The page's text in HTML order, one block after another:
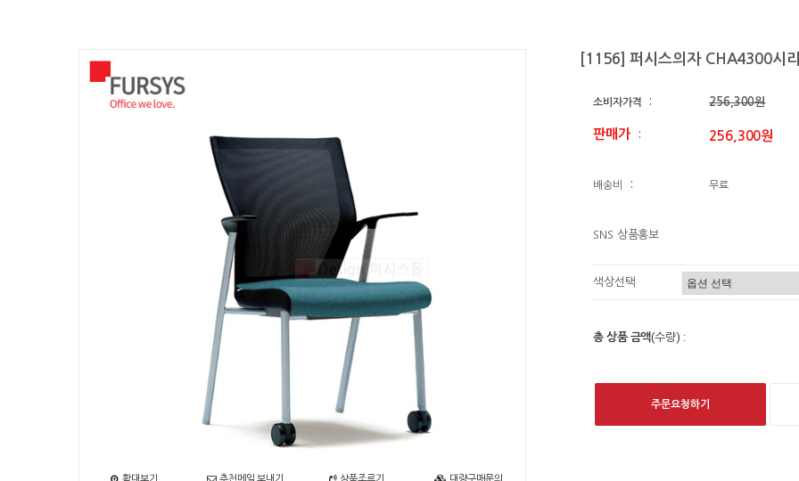
확대보기 추천메일 보내기 상품조르기 대량구매문의
[1156] 퍼시스의자 CHA4300시
소비자가격 : 256,300원
판매가 : 256,300원
배송비 : 무료
SNS 상품홍보
색상선택
총 상품 금액(수량) :
주문요청하기